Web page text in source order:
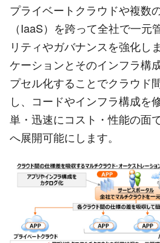
プライベートクラウドや複数
（IaaS）を跨って全社で一元
リティやガバナンスを強化し
ケーションとそのインフラ構
プセル化することでクラウド
し、コードやインフラ構成を
単・迅速にコスト・性能の面
へ展開可能にします。